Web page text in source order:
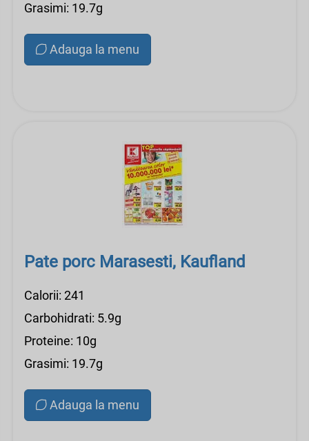
Grasimi: 19.7g
Adauga la menu
Pate porc Marasesti, Kaufland
Calorii: 241
Carbohidrati: 5.9g
Proteine: 10g
Grasimi: 19.7g
Adauga la menu